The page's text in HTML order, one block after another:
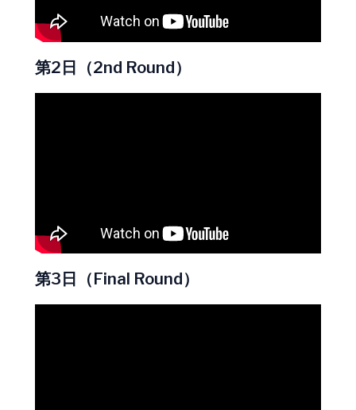
第2日（2nd Round）
第3日（Final Round）